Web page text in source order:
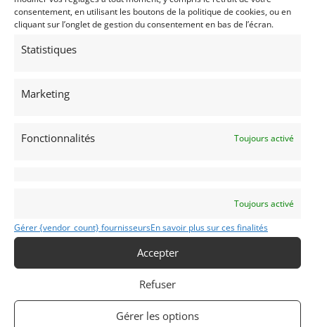
consentement, en utilisant les boutons de la politique de cookies, ou en
cliquant sur l’onglet de gestion du consentement en bas de l’écran.
Statistiques
Marketing
Fonctionnalités Toujours activé
Toujours activé
Gérer {vendor_count} fournisseursEn savoir plus sur ces finalités
Accepter
Refuser
Gérer les options
September 2018.
Passeport
Technique
international